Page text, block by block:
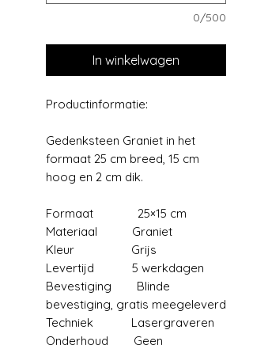
0/500
In winkelwagen
Productinformatie:
Gedenksteen Graniet in het
formaat 25 cm breed, 15 cm
hoog en 2 cm dik.
Formaat 25×15 cm
Materiaal Graniet
Kleur Grijs
Levertijd 5 werkdagen
Bevestiging Blinde
bevestiging, gratis meegeleverd
Techniek Lasergraveren
Onderhoud Geen